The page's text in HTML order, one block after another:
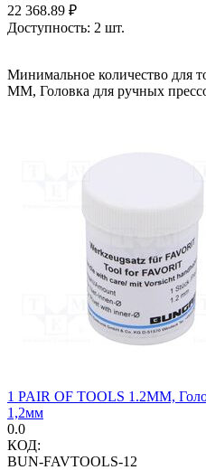
22 368.89 ₽
Доступность: 2 шт.
Минимальное количество для
MM, Головка для ручных
1 PAIR OF TOOLS 1.2MM,
1,2мм
0.0
КОД:
BUN-FAVTOOLS-12